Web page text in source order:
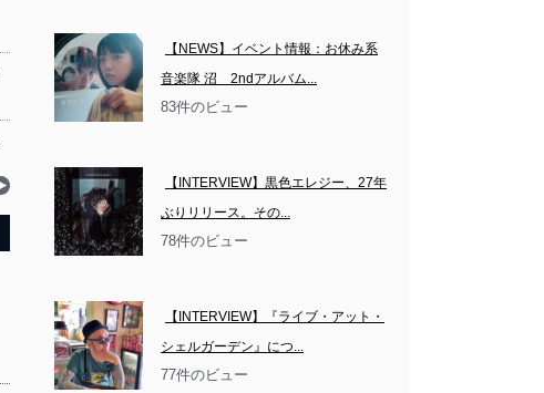
【NEWS】イベント情報：お休み系
音楽隊 沼　2ndアルバム...
83件のビュー
【INTERVIEW】黒色エレジー、27年
ぶりリリース。その...
78件のビュー
【INTERVIEW】『ライブ・アット・
シェルガーデン』につ...
77件のビュー